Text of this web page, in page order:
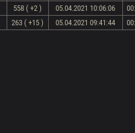
558 ( +2 ) 05.04.2021 10:06:06
263 ( +15 ) 05.04.2021 09:41:44